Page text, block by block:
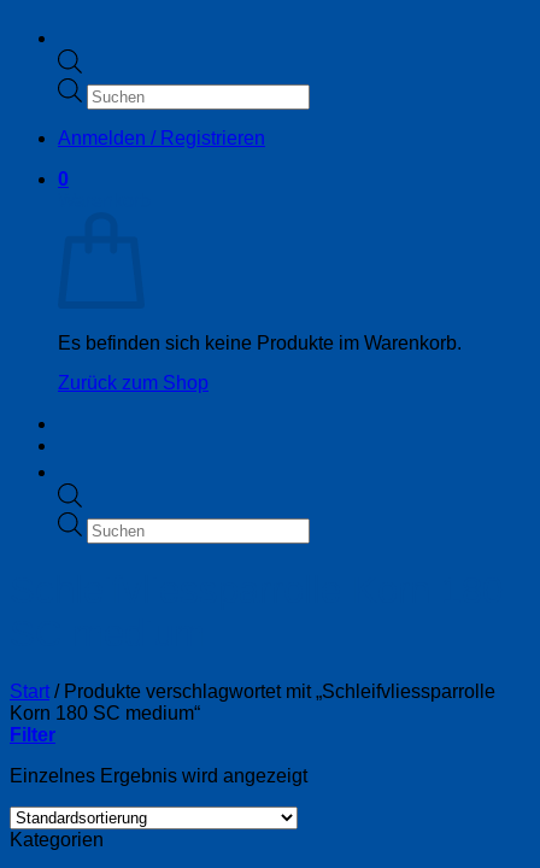
Products
search
Anmelden / Registrieren
0
Es befinden sich keine Produkte im Warenkorb.
Zurück zum Shop
Products
search
Start /Produkte verschlagwortet mit „Schleifvliessparrolle
Korn 180 SC medium“
Filter
Einzelnes Ergebnis wird angezeigt
Kategorien